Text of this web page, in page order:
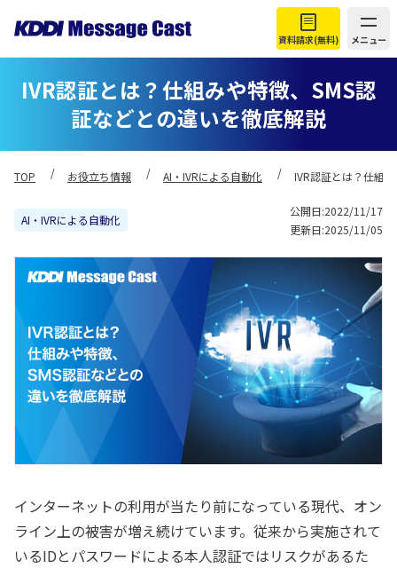
資料請求(無料) メニュー
IVR認証とは？仕組みや特徴、SMS認
証などとの違いを徹底解説
TOP お役立ち情報 AI・IVRによる自動化 IVR認証とは？仕組
AI・IVRによる自動化
公開日:2022/11/17
更新日:2025/11/05
インターネットの利用が当たり前になっている現代、オン
ライン上の被害が増え続けています。従来から実施されて
いるIDとパスワードによる本人認証ではリスクがあるた